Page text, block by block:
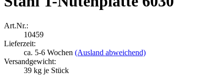
Art.Nr.:
10459
Lieferzeit:
ca. 5-6 Wochen (Ausland abweichend)
Versandgewicht:
39 kg je Stück